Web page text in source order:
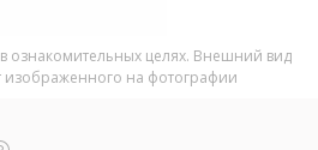
ознакомительных целях. Внешний вид
изображенного на фотографии